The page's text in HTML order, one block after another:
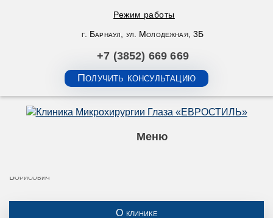
Режим работы
г. Барнаул, ул. Молодежная, 3Б
+7 (3852) 669 669
Получить консультацию
Меню
Борисович
О клинике